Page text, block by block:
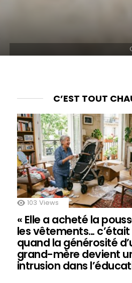
C’EST TOUT
103 Views
« Elle a acheté la
les vêtements… c’était
quand la générosité
grand-mère devient
intrusion dans